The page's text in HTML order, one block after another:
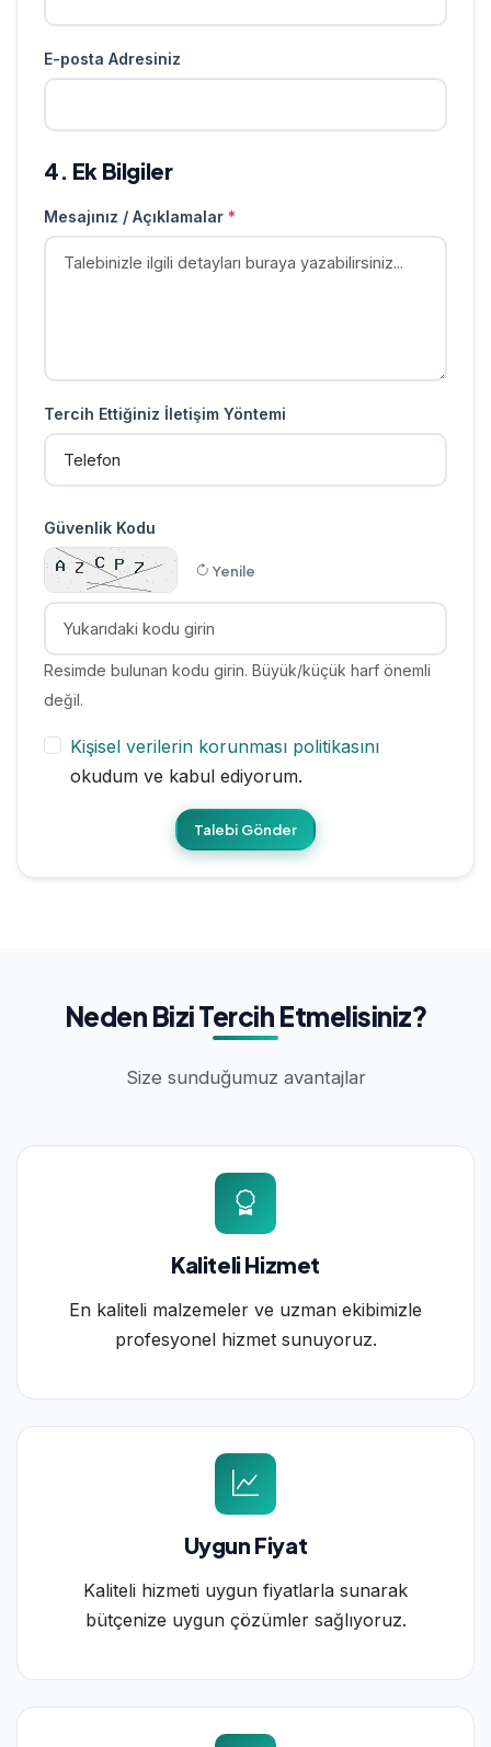
E-posta Adresiniz
4. Ek Bilgiler
Mesajınız / Açıklamalar *
Tercih Ettiğiniz İletişim Yöntemi
Güvenlik Kodu
Yenile
Resimde bulunan kodu girin. Büyük/küçük harf önemli
değil.
Kişisel verilerin korunması politikasını
okudum ve kabul ediyorum.
Talebi Gönder
Neden Bizi Tercih Etmelisiniz?
Size sunduğumuz avantajlar
Kaliteli Hizmet
En kaliteli malzemeler ve uzman ekibimizle
profesyonel hizmet sunuyoruz.
Uygun Fiyat
Kaliteli hizmeti uygun fiyatlarla sunarak
bütçenize uygun çözümler sağlıyoruz.